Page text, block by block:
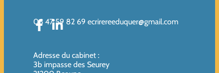
06 47 59 82 69 ecrirereeduquer@gmail.com
Adresse du cabinet :
3b impasse des Seurey